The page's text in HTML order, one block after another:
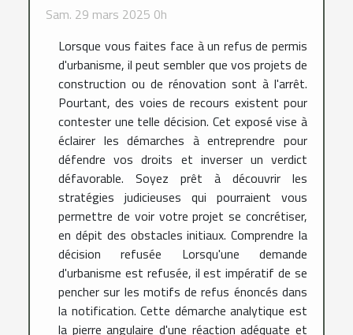
Sam. 29 mars 2025 0h
Lorsque vous faites face à un refus de permis
d'urbanisme, il peut sembler que vos projets de
construction ou de rénovation sont à l'arrêt.
Pourtant, des voies de recours existent pour
contester une telle décision. Cet exposé vise à
éclairer les démarches à entreprendre pour
défendre vos droits et inverser un verdict
défavorable. Soyez prêt à découvrir les
stratégies judicieuses qui pourraient vous
permettre de voir votre projet se concrétiser,
en dépit des obstacles initiaux. Comprendre la
décision refusée Lorsqu'une demande
d'urbanisme est refusée, il est impératif de se
pencher sur les motifs de refus énoncés dans
la notification. Cette démarche analytique est
la pierre angulaire d'une réaction adéquate et